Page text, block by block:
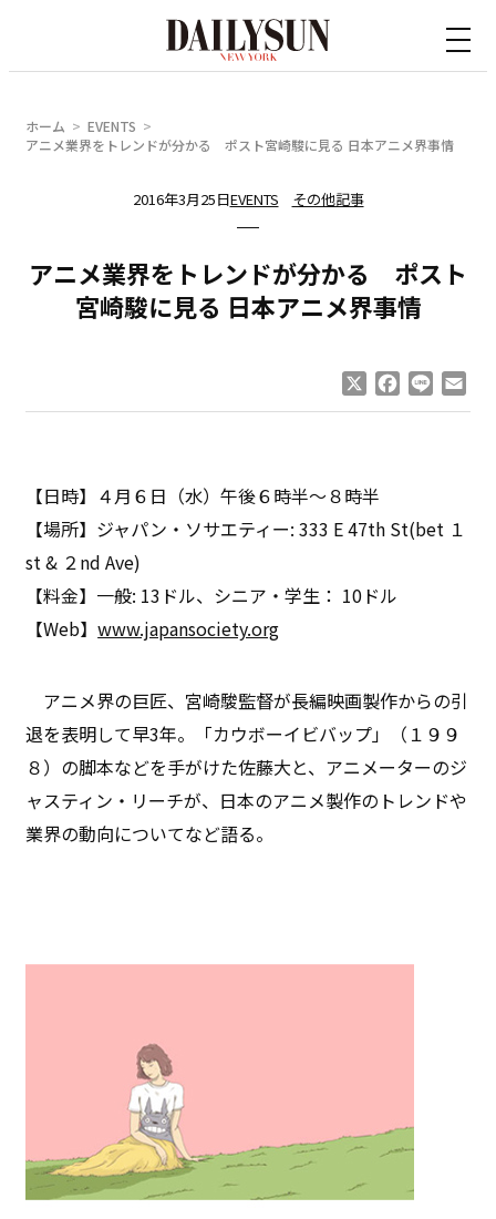
ホーム
EVENTS
アニメ業界をトレンドが分かる ポスト宮崎駿に見る 日本アニメ界事情
2016年3月25日EVENTS その他記事
アニメ業界をトレンドが分かる ポスト
宮崎駿に見る 日本アニメ界事情
Facebook
Line
【日時】４月６日（水）午後６時半～８時半
【場所】ジャパン・ソサエティー: 333 E 47th St(bet １
st & ２nd Ave)
【料金】一般: 13ドル、シニア・学生： 10ドル
【Web】www.japansociety.org
アニメ界の巨匠、宮崎駿監督が長編映画製作からの引
退を表明して早3年。「カウボーイビバップ」（１９９
８）の脚本などを手がけた佐藤大と、アニメーターのジ
ャスティン・リーチが、日本のアニメ製作のトレンドや
業界の動向についてなど語る。